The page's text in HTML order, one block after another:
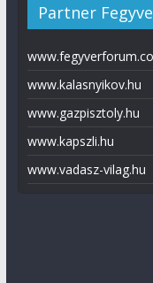
Partner
www.kalasnyikov.hu
www.gazpisztoly.hu
www.kapszli.hu
www.vadasz-vilag.hu